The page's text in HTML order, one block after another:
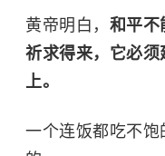
黄帝明白， 和平不
祈求得来，它必
上。
一个连饭都吃不